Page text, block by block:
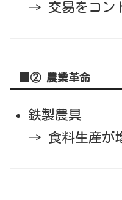
→ 交易をコン
■② 農業革命
鉄製農具
→ 食料生産が